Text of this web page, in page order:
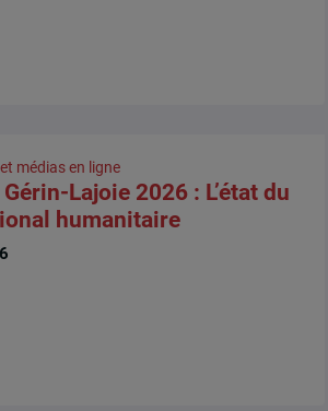
médias en ligne
Lajoie 2026 : L’état du
humanitaire